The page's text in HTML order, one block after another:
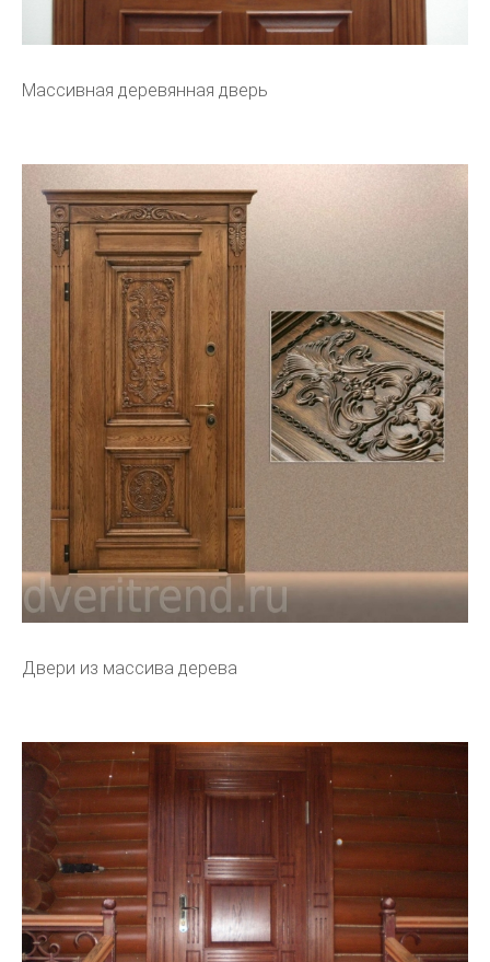
Массивная деревянная дверь
Двери из массива дерева